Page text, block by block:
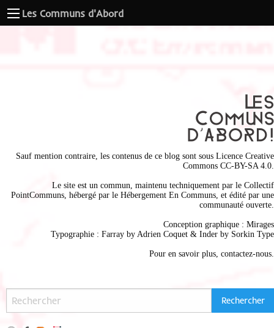
Les Communs d'Abord
Sauf mention contraire, les contenus de ce blog sont sous Licence Creative
Commons CC-BY-SA 4.0
Le site est un commun, maintenu techniquement par le Collectif
PointCommuns , hébergé par le Hébergement En Communs , et édité par une
communauté ouverte.
Conception graphique : Mirages
Typographie : Farray by Adrien Coquet & Inder by Sorkin Type
Pour en savoir plus, contactez-nous